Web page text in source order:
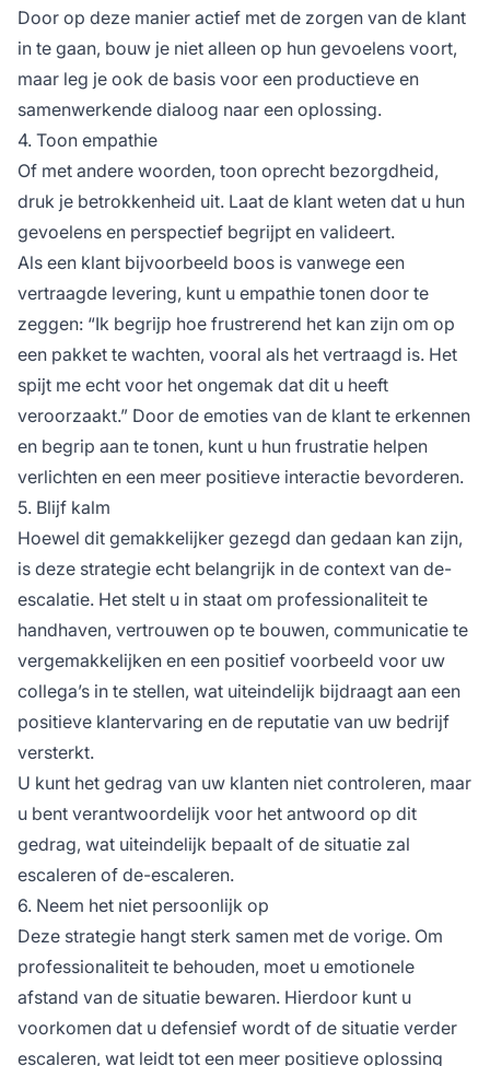
Door op deze manier actief met de zorgen van de klant
in te gaan, bouw je niet alleen op hun gevoelens voort,
maar leg je ook de basis voor een productieve en
samenwerkende dialoog naar een oplossing.
4. Toon empathie
Of met andere woorden, toon oprecht bezorgdheid,
druk je betrokkenheid uit. Laat de klant weten dat u hun
gevoelens en perspectief begrijpt en valideert.
Als een klant bijvoorbeeld boos is vanwege een
vertraagde levering, kunt u empathie tonen door te
zeggen: “Ik begrijp hoe frustrerend het kan zijn om op
een pakket te wachten, vooral als het vertraagd is. Het
spijt me echt voor het ongemak dat dit u heeft
veroorzaakt.” Door de emoties van de klant te erkennen
en begrip aan te tonen, kunt u hun frustratie helpen
verlichten en een meer positieve interactie bevorderen.
5. Blijf kalm
Hoewel dit gemakkelijker gezegd dan gedaan kan zijn,
is deze strategie echt belangrijk in de context van de-
escalatie. Het stelt u in staat om professionaliteit te
handhaven, vertrouwen op te bouwen, communicatie te
vergemakkelijken en een positief voorbeeld voor uw
collega’s in te stellen, wat uiteindelijk bijdraagt aan een
positieve klantervaring en de reputatie van uw bedrijf
versterkt.
U kunt het gedrag van uw klanten niet controleren, maar
u bent verantwoordelijk voor het antwoord op dit
gedrag, wat uiteindelijk bepaalt of de situatie zal
escaleren of de-escaleren.
6. Neem het niet persoonlijk op
Deze strategie hangt sterk samen met de vorige. Om
professionaliteit te behouden, moet u emotionele
afstand van de situatie bewaren. Hierdoor kunt u
voorkomen dat u defensief wordt of de situatie verder
escaleren, wat leidt tot een meer positieve oplossing